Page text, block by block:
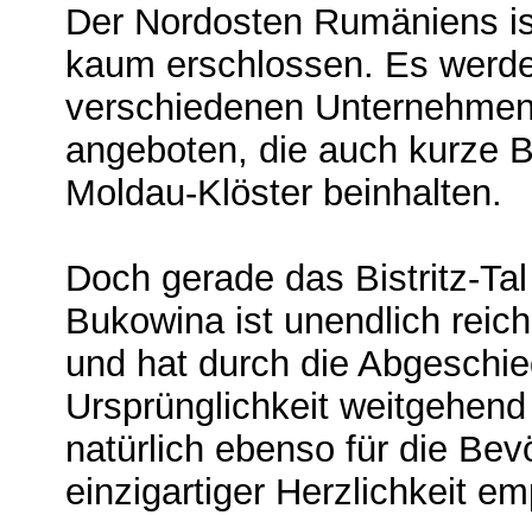
Der Nordosten Rumäniens
kaum erschlossen. Es
verschiedenen
angeboten, die auch kurze
Moldau-Klöster beinhalten.
Doch gerade das Bistritz-
Bukowina ist unendlich
und hat durch die
Ursprünglichkeit
natürlich ebenso für die
einzigartiger Herzlichkeit